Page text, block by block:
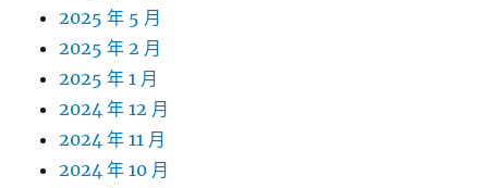
2025 年 5 月
2025 年 2 月
2025 年 1 月
2024 年 12 月
2024 年 11 月
2024 年 10 月